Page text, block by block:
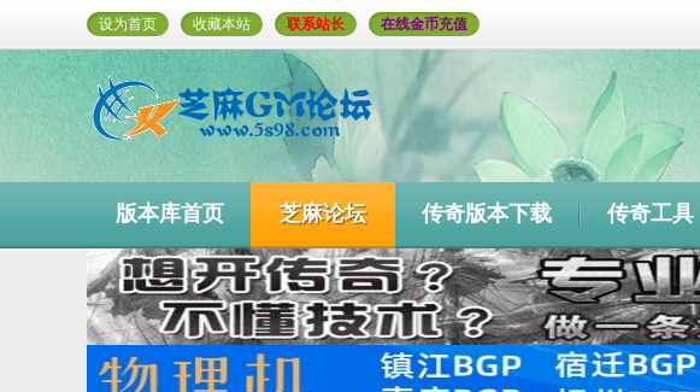
设为首页 收藏本站 联系站长 在线金币充值
版本库首页 芝麻论坛 传奇版本下载 传奇工具